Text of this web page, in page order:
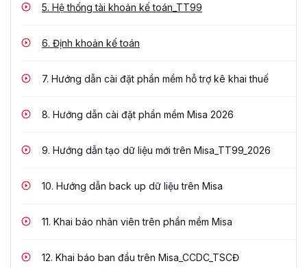
5. Hệ thống tài khoản kế toán_TT99
6. Định khoản kế toán
7. Hướng dẫn cài đặt phần mềm hỗ trợ kê khai thuế
8. Hướng dẫn cài đặt phần mềm Misa 2026
9. Hướng dẫn tạo dữ liệu mới trên Misa_TT99_2026
10. Hướng dẫn back up dữ liệu trên Misa
11. Khai báo nhân viên trên phần mềm Misa
12. Khai báo ban đầu trên Misa_CCDC_TSCĐ